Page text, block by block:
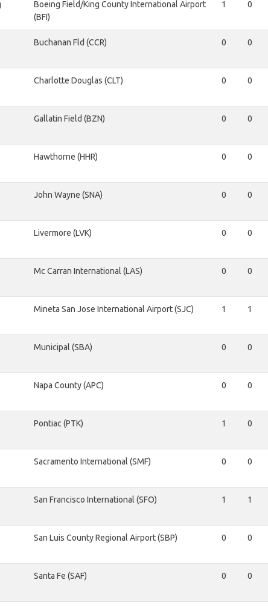
Boeing Field/King County International Airport
(BFI)
1 0
Buchanan Fld (CCR) 0 0
Charlotte Douglas (CLT) 0 0
Gallatin Field (BZN) 0 0
Hawthorne (HHR) 0 0
John Wayne (SNA) 0 0
Livermore (LVK) 0 0
Mc Carran International (LAS) 0 0
Mineta San Jose International Airport (SJC) 1 1
Municipal (SBA) 0 0
Napa County (APC) 0 0
Pontiac (PTK) 1 0
Sacramento International (SMF) 0 0
San Francisco International (SFO) 1 1
San Luis County Regional Airport (SBP) 0 0
Santa Fe (SAF) 0 0